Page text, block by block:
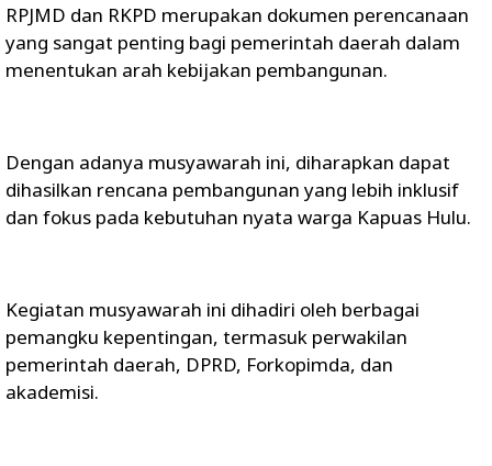
RPJMD dan RKPD merupakan dokumen perencanaan
yang sangat penting bagi pemerintah daerah dalam
menentukan arah kebijakan pembangunan.
Dengan adanya musyawarah ini, diharapkan dapat
dihasilkan rencana pembangunan yang lebih inklusif
dan fokus pada kebutuhan nyata warga Kapuas Hulu.
Kegiatan musyawarah ini dihadiri oleh berbagai
pemangku kepentingan, termasuk perwakilan
pemerintah daerah, DPRD, Forkopimda, dan
akademisi.